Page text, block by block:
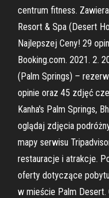
centrum fitness.
Resort & Spa (Desert
Najlepszej Ceny! 29
Booking.com. 2021. 2.
(Palm Springs) –
opinie oraz 45 zdjęć
Kanha's Palm Springs,
oglądaj zdjęcia
mapy serwisu
restauracje i atrakcje.
oferty dotyczące
w mieście Palm Desert.